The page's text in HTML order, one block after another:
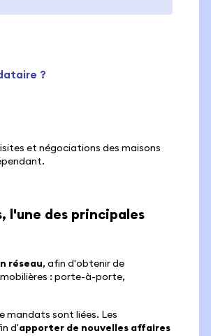
?
et négociations des maisons
l'une des principales
réseau, afin d'obtenir de
: porte-à-porte,
mandats sont liées. Les
d'apporter de nouvelles affaires